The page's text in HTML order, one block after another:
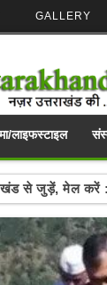
GALLERY
लाइफस्टाइल
thoughts
से जुड़ें, मेल